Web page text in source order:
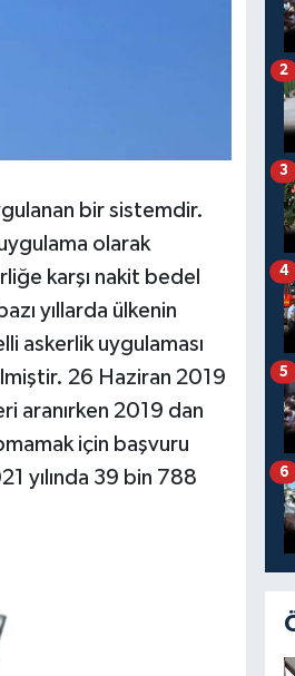
bir sistemdir.
olarak
karşı nakit bedel
yıllarda ülkenin
askerlik uygulaması
26 Haziran 2019
aranırken 2019 dan
için başvuru
yılında 39 bin 788
2
3
4
5
6